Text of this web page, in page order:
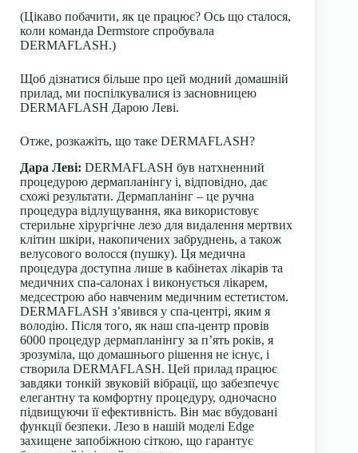
(Цікаво побачити, як це працює? Ось що сталося,
коли команда Dermstore спробувала
DERMAFLASH.)
Щоб дізнатися більше про цей модний домашній
прилад, ми поспілкувалися із засновницею
DERMAFLASH Дарою Леві.
Отже, розкажіть, що таке DERMAFLASH?
Дара Леві: DERMAFLASH був натхненний
процедурою дермапланінгу і, відповідно, дає
схожі результати. Дермапланінг – це ручна
процедура відлущування, яка використовує
стерильне хірургічне лезо для видалення мертвих
клітин шкіри, накопичених забруднень, а також
велусового волосся (пушку). Ця медична
процедура доступна лише в кабінетах лікарів та
медичних спа-салонах і виконується лікарем,
медсестрою або навченим медичним естетистом.
DERMAFLASH з’явився у спа-центрі, яким я
володію. Після того, як наш спа-центр провів
6000 процедур дермапланінгу за п’ять років, я
зрозуміла, що домашнього рішення не існує, і
створила DERMAFLASH. Цей прилад працює
завдяки тонкій звуковій вібрації, що забезпечує
елегантну та комфортну процедуру, одночасно
підвищуючи її ефективність. Він має вбудовані
функції безпеки. Лезо в нашій моделі Edge
захищене запобіжною сіткою, що гарантує